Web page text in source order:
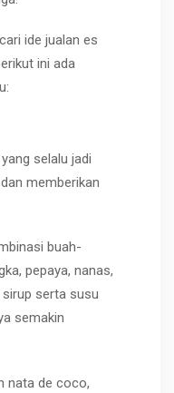
ide jualan es
ini ada
selalu jadi
memberikan
buah-
pepaya, nanas,
sirup serta susu
semakin
nata de coco,